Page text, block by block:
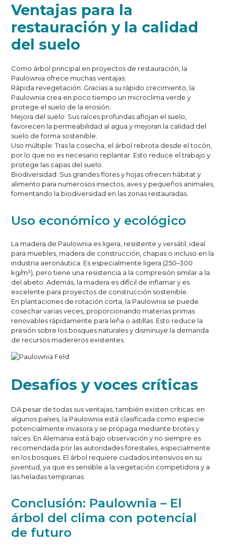
Ventajas para la
restauración y la calidad
del suelo
Como árbol principal en proyectos de restauración, la
Paulownia ofrece muchas ventajas:
Rápida revegetación: Gracias a su rápido crecimiento, la
Paulownia crea en poco tiempo un microclima verde y
protege el suelo de la erosión.
Mejora del suelo: Sus raíces profundas aflojan el suelo,
favorecen la permeabilidad al agua y mejoran la calidad del
suelo de forma sostenible.
Uso múltiple: Tras la cosecha, el árbol rebrota desde el tocón,
por lo que no es necesario replantar. Esto reduce el trabajo y
protege las capas del suelo.
Biodiversidad: Sus grandes flores y hojas ofrecen hábitat y
alimento para numerosos insectos, aves y pequeños animales,
fomentando la biodiversidad en las zonas restauradas.
Uso económico y ecológico
La madera de Paulownia es ligera, resistente y versátil; ideal
para muebles, madera de construcción, chapas o incluso en la
industria aeronáutica. Es especialmente ligera (250–300
kg/m³), pero tiene una resistencia a la compresión similar a la
del abeto. Además, la madera es difícil de inflamar y es
excelente para proyectos de construcción sostenible.
En plantaciones de rotación corta, la Paulownia se puede
cosechar varias veces, proporcionando materias primas
renovables rápidamente para leña o astillas. Esto reduce la
presión sobre los bosques naturales y disminuye la demanda
de recursos madereros existentes.
Desafíos y voces críticas
DA pesar de todas sus ventajas, también existen críticas: en
algunos países, la Paulownia está clasificada como especie
potencialmente invasora y se propaga mediante brotes y
raíces. En Alemania está bajo observación y no siempre es
recomendada por las autoridades forestales, especialmente
en los bosques. El árbol requiere cuidados intensivos en su
juventud, ya que es sensible a la vegetación competidora y a
las heladas tempranas.
Conclusión: Paulownia – El
árbol del clima con potencial
de futuro